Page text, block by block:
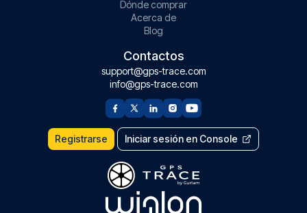
Dónde comprar
Acerca de
Blog
Contactos
support@gps-trace.com
info@gps-trace.com
Registrarse Iniciar sesión en Console